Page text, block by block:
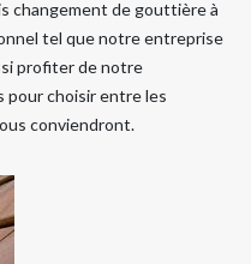
changement de gouttière à
tel que notre entreprise
profiter de notre
pour choisir entre les
conviendront.